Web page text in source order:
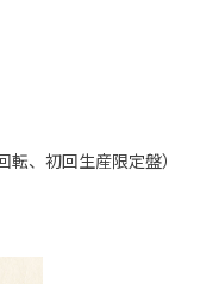
、初回生産限定盤）